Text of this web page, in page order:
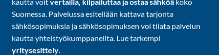
Suomessa. Palvelussa esitellään kattava tarjonta
sähkösopimuksia ja sähkösopimuksen voi tilata palvelun
kautta yhteistyökumppaneilta. Lue tarkempi
yritysesittely.